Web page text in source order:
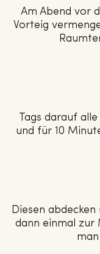
Am Abend vor
Vorteig
Tags darauf
und für 10
Diesen
dann einmal zur